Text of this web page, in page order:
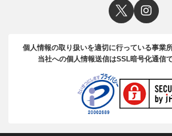
個人情報の取り扱いを適切に行っている事業
当社への個人情報送信はSSL暗号化通信